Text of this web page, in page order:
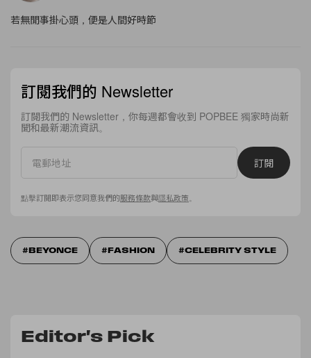
若無閒事掛心頭，便是人間好時節
訂閱我們的 Newsletter
訂閱我們的 Newsletter，你每週都會收到 POPBEE 獨家時尚新
聞和最新潮流資訊。
訂閱
點擊訂閱即表示您同意我們的服務條款與隱私政策
BEYONCE FASHION CELEBRITY STYLE
Editor's Pick